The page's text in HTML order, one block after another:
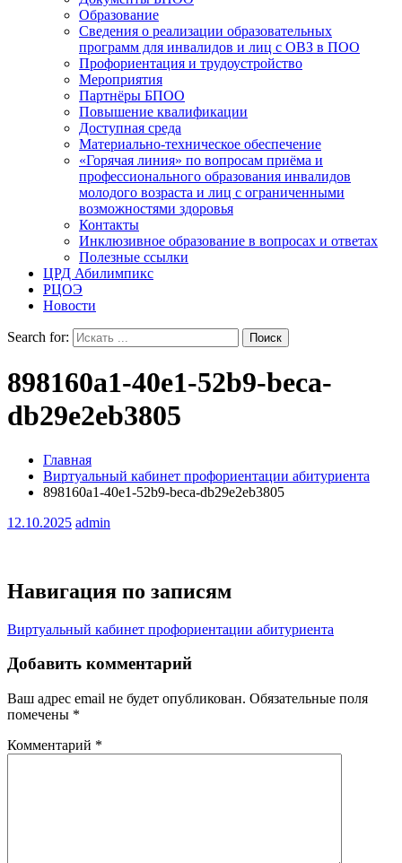
Образование
Сведения о реализации образовательных
программ для инвалидов и лиц с ОВЗ в ПОО
Профориентация и трудоустройство
Мероприятия
Партнёры БПОО
Повышение квалификации
Доступная среда
Материально-техническое обеспечение
«Горячая линия» по вопросам приёма и
профессионального образования инвалидов
молодого возраста и лиц с ограниченными
возможностями здоровья
Контакты
Инклюзивное образование в вопросах и ответах
Полезные ссылки
ЦРД Абилимпикс
РЦОЭ
Новости
Search for:
898160a1-40e1-52b9-beca-
db29e2eb3805
Главная
Виртуальный кабинет профориентации абитуриента
898160a1-40e1-52b9-beca-db29e2eb3805
12.10.2025 admin
Навигация по записям
Виртуальный кабинет профориентации абитуриента
Добавить комментарий
Ваш адрес email не будет опубликован. Обязательные поля
помечены *
Комментарий *